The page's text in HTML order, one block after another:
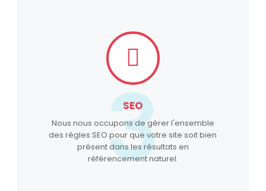
SEO
Nous nous occupons de gérer l'ensemble
des règles SEO pour que votre site soit bien
présent dans les résultats en
référencement naturel.
3